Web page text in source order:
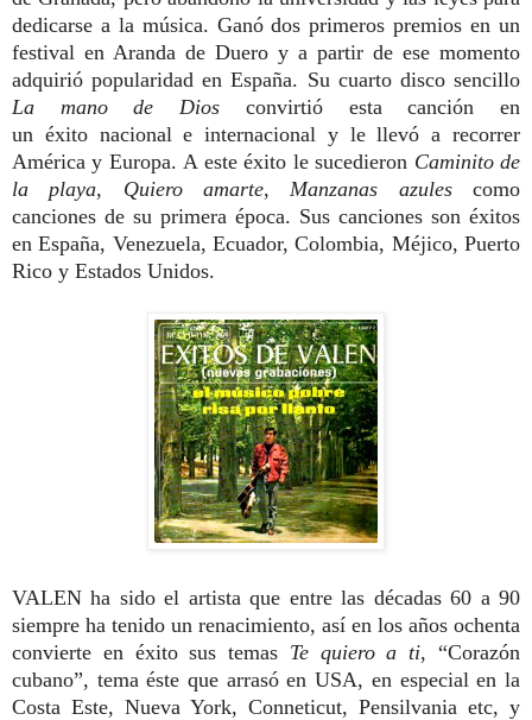
dedicarse a la música. Ganó dos primeros premios en un
festival en Aranda de Duero y a partir de ese momento
adquirió popularidad en España. Su cuarto disco sencillo
La mano de Dios convirtió esta canción en
un éxito nacional e internacional y le llevó a recorrer
América y Europa. A este éxito le sucedieron Caminito de
la playa, Quiero amarte, Manzanas azulescomo
canciones de su primera época. Sus canciones son éxitos
en España, Venezuela, Ecuador, Colombia, Méjico, Puerto
Rico y Estados Unidos.
VALEN ha sido el artista que entre las décadas 60 a 90
siempre ha tenido un renacimiento, así en los años ochenta
convierte en éxito sus temas Te quiero a ti, “Corazón
cubano”, tema éste que arrasó en USA, en especial en la
Costa Este, Nueva York, Conneticut, Pensilvania etc, y